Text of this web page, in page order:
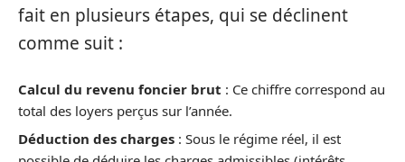
fait en plusieurs étapes, qui se déclinent
comme suit :
Calcul du revenu foncier brut : Ce chiffre correspond au
total des loyers perçus sur l’année.
Déduction des charges : Sous le régime réel, il est